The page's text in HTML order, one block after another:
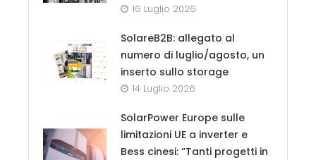
16 Luglio 2026
SolareB2B: allegato al
numero di luglio/agosto, un
inserto sullo storage
14 Luglio 2026
SolarPower Europe sulle
limitazioni UE a inverter e
Bess cinesi: “Tanti progetti in